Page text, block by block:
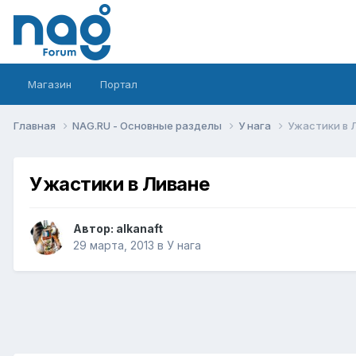
Магазин Портал
Главная NAG.RU - Основные разделы У нага Ужастики в
Ужастики в Ливане
Автор: alkanaft
29 марта, 2013 в У нага